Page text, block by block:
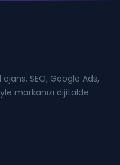
SEO, Google Ads,
markanızı dijitalde